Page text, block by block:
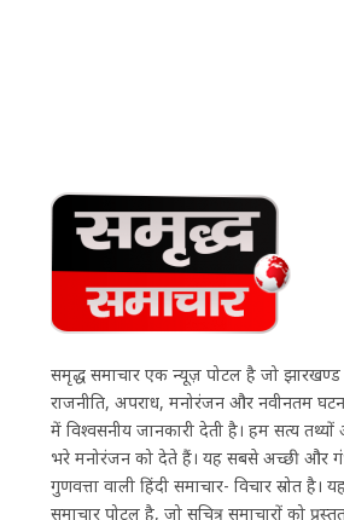
समृद्ध समाचार एक न्यूज़ पोर्टल है जो
राजनीति, अपराध, मनोरंजन और नवीनतम
में विश्वसनीय जानकारी देती है। हम सत्य
भरे मनोरंजन को देते हैं। यह सबसे अच्छी और
गुणवत्ता वाली हिंदी समाचार- विचार स्रोत है।
समाचार पोर्टल है, जो सचित्र समाचारों को